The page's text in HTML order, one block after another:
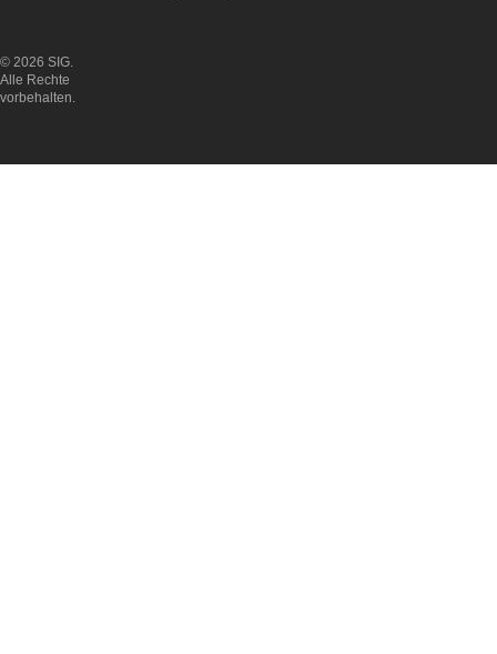
© 2026 SIG.
Alle Rechte
vorbehalten.